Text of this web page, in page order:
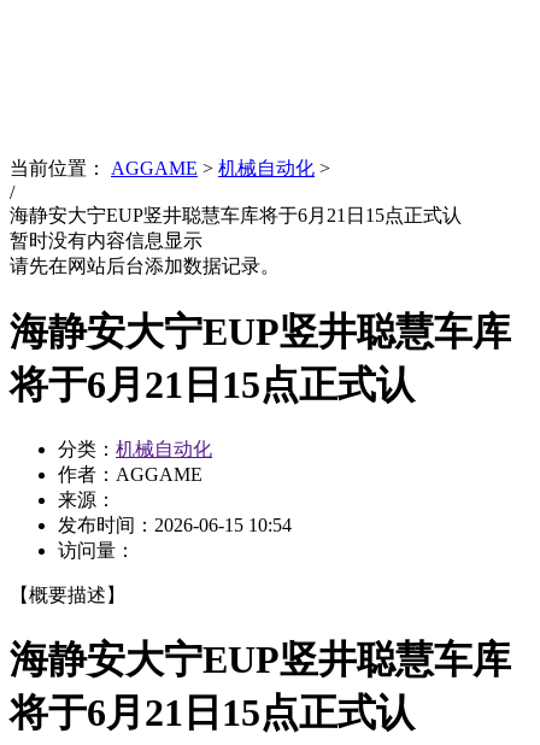
当前位置： AGGAME > 机械自动化 >
/
海静安大宁EUP竖井聪慧车库将于6月21日15点正式认
暂时没有内容信息显示
请先在网站后台添加数据记录。
海静安大宁EUP竖井聪慧车库
将于6月21日15点正式认
分类： 机械自动化
作者：AGGAME
来源：
发布时间： 2026-06-15 10:54
访问量：
【概要描述】
海静安大宁EUP竖井聪慧车库
将于6月21日15点正式认